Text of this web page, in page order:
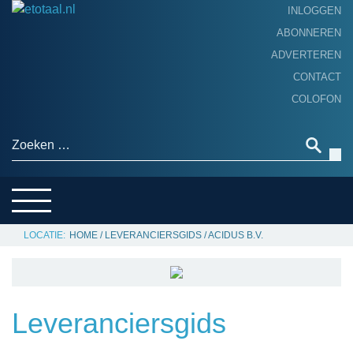
INLOGGEN
ABONNEREN
ADVERTEREN
CONTACT
COLOFON
Zoeken naar:
SERVICE
HOME / LEVERANCIERSGIDS /ACIDUS B.V.
Leveranciersgids